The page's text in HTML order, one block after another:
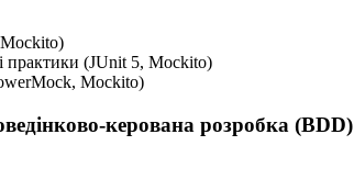
практики (JUnit 5, Mockito)
Mockito)
керована розробка (BDD)